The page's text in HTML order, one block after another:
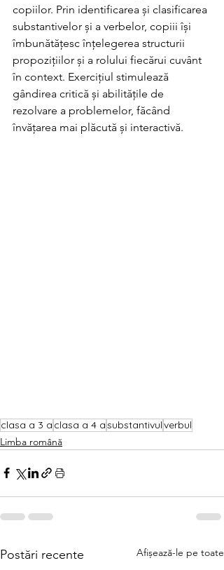
copiilor. Prin identificarea și clasificarea
substantivelor și a verbelor, copiii își
îmbunătățesc înțelegerea structurii
propozițiilor și a rolului fiecărui cuvânt
în context. Exercițiul stimulează
gândirea critică și abilitățile de
rezolvare a problemelor, făcând
învățarea mai plăcută și interactivă.
clasa a 3 a clasa a 4 asubstantivulverbul
Limba română
Postări recente Afișează-le pe toate